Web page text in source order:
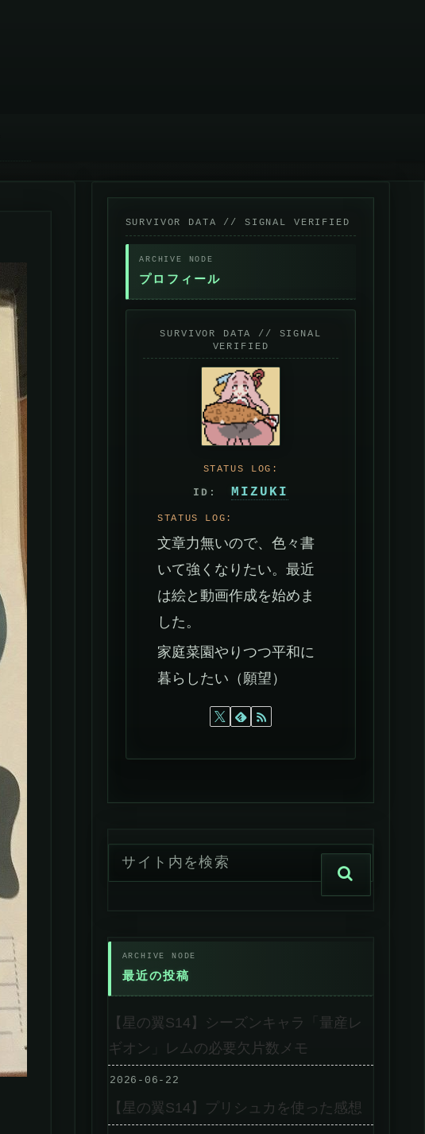
プロフィール
MIZUKI
文章力無いので、色々書
いて強くなりたい。最近
は絵と動画作成を始めま
した。
家庭菜園やりつつ平和に
暮らしたい（願望）
最近の投稿
【星の翼S14】シーズンキャラ「量産レ
ギオン」レムの必要欠片数メモ
2026-06-22
【星の翼S14】プリシュカを使った感想